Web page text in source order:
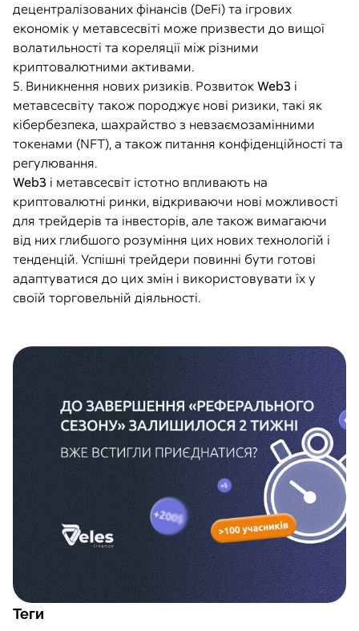
децентралізованих фінансів (DeFi) та ігрових
економік у метавсесвіті може призвести до вищої
волатильності та кореляції між різними
криптовалютними активами.
5. Виникнення нових ризиків. РозвитокWeb3 і
метавсесвіту також породжує нові ризики, такі як
кібербезпека, шахрайство з невзаємозамінними
токенами (NFT), а також питання конфіденційності та
регулювання.
Web3 і метавсесвіт істотно впливають на
криптовалютні ринки, відкриваючи нові можливості
для трейдерів та інвесторів, але також вимагаючи
від них глибшого розуміння цих нових технологій і
тенденцій. Успішні трейдери повинні бути готові
адаптуватися до цих змін і використовувати їх у
своїй торговельній діяльності.
Теги